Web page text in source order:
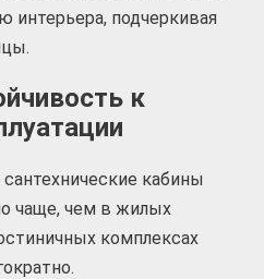
интерьера, подчеркивая
к
кабины
чаще, чем в жилых
комплексах